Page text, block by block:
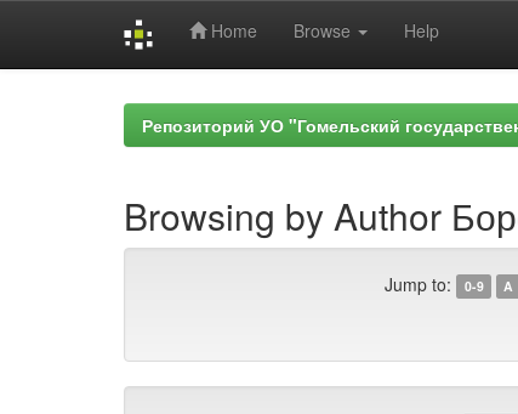
Home Browse Help
Репозиторий УО "Гомельский
Browsing by Author
Jump to: 0-9 A